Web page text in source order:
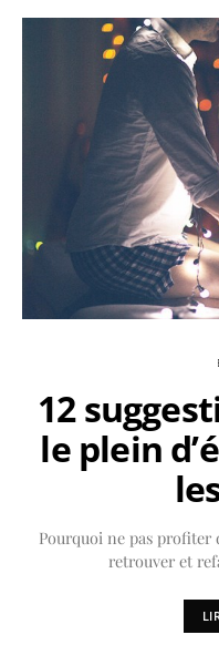
12
le plein
Pourquoi ne pas profiter
retrouver et